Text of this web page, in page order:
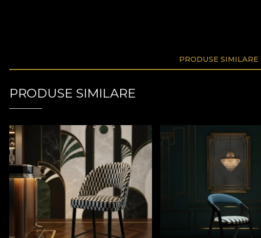
PRODUSE SIMILARE
PRODUSE SIMILARE